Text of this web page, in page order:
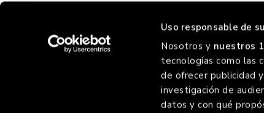
Uso responsable de
Nosotros y nuestros
tecnologías como las
de ofrecer publicidad
investigación de
datos y con qué